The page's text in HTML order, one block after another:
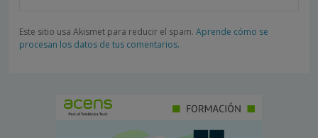
Este sitio usa Akismet para reducir el spam. Aprende cómo se
procesan los datos de tus comentarios.